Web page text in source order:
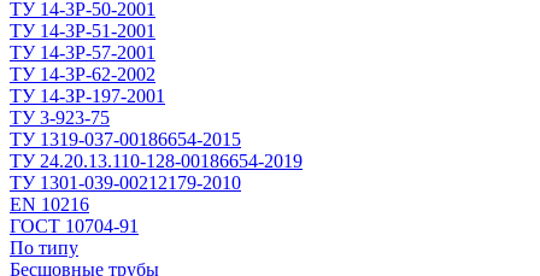
ТУ 14-3Р-50-2001
ТУ 14-3Р-51-2001
ТУ 14-3Р-57-2001
ТУ 14-3Р-62-2002
ТУ 14-ЗР-197-2001
ТУ 3-923-75
ТУ 1319-037-00186654-2015
ТУ 24.20.13.110-128-00186654-2019
ТУ 1301-039-00212179-2010
EN 10216
ГОСТ 10704-91
По типу
Бесшовные трубы